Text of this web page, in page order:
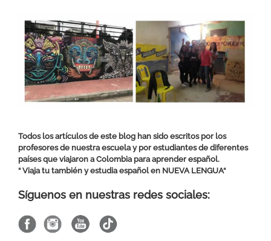
Todos los artículos de este blog han sido escritos por los
profesores de nuestra escuela y por estudiantes de diferentes
países que viajaron a Colombia para aprender español.
“ Viaja tu también y estudia español en NUEVA LENGUA“
Síguenos en nuestras redes sociales: